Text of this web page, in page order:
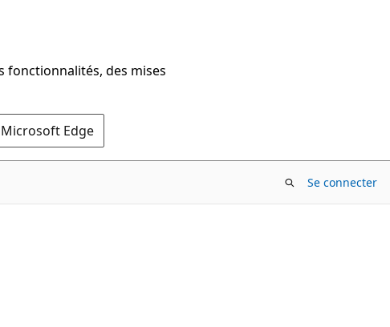
fonctionnalités, des mises
Edge
Se connecter